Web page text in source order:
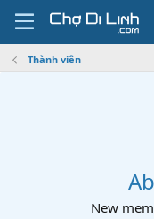
Thành viên
New